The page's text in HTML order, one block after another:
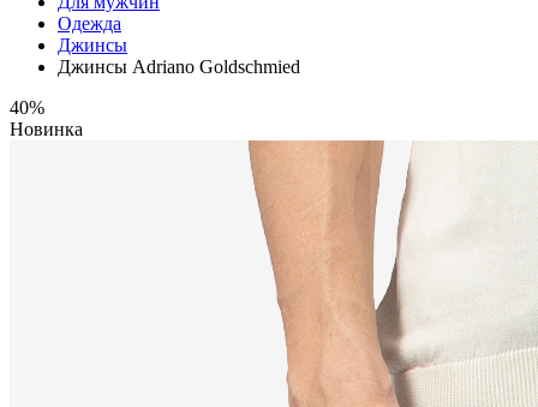
Одежда
Джинсы
Джинсы Adriano Goldschmied
40%
Новинка